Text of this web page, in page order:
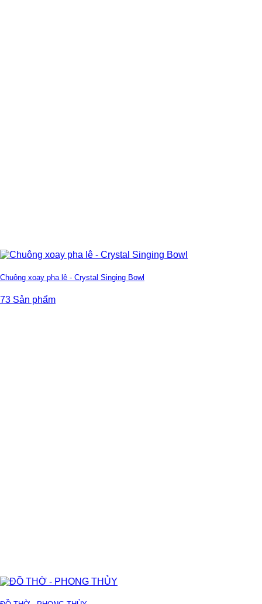
Chuông xoay pha lê - Crystal Singing Bowl
73 Sản phẩm